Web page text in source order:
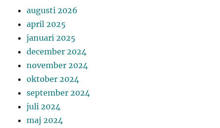
augusti 2026
april 2025
januari 2025
december 2024
november 2024
oktober 2024
september 2024
juli 2024
maj 2024